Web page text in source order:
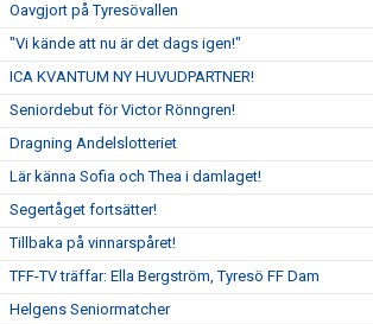
Oavgjort på Tyresövallen
"Vi kände att nu är det dags igen!"
ICA KVANTUM NY HUVUDPARTNER!
Seniordebut för Victor Rönngren!
Dragning Andelslotteriet
Lär känna Sofia och Thea i damlaget!
Segertåget fortsätter!
Tillbaka på vinnarspåret!
TFF-TV träffar: Ella Bergström, Tyresö FF Dam
Helgens Seniormatcher